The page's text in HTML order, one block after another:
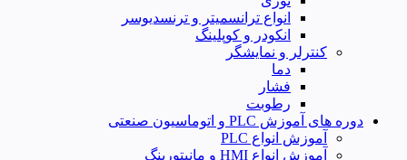
انواع ترانسمیتر و ترنسدیوسر
انکودر و کوپلینگ
کنترلر و نمایشگر
دما
فشار
رطوبت
دوره های آموزش PLC و اتوماسیون صنعتی
آموزش انواع PLC
آموزش انواع HMI و مانیتورینگ